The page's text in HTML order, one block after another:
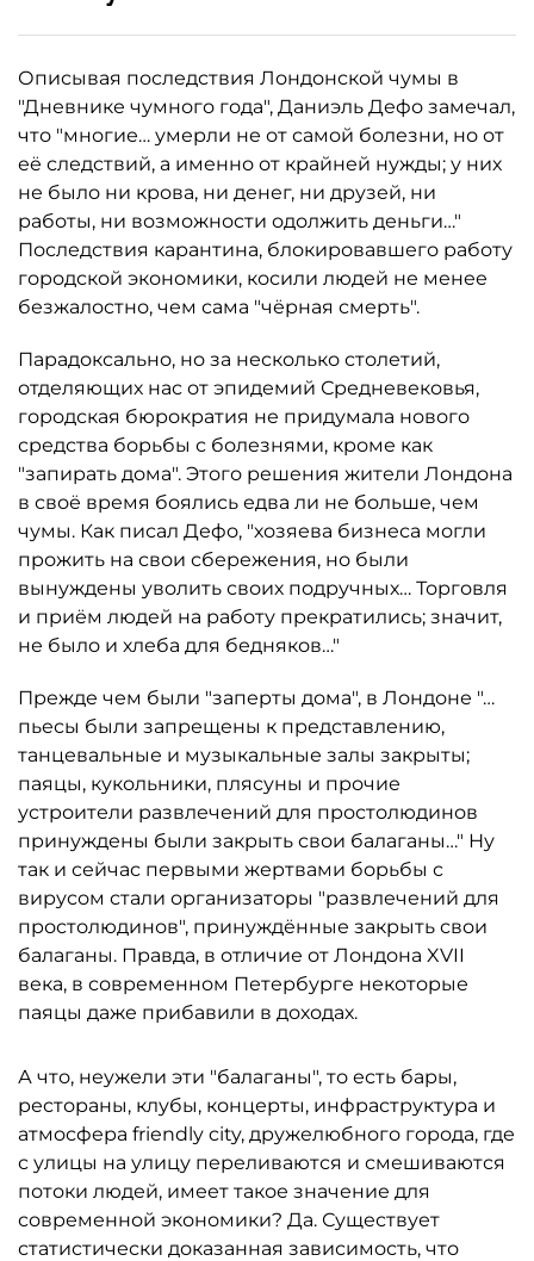
Описывая последствия Лондонской чумы в
"Дневнике чумного года", Даниэль Дефо замечал,
что "многие… умерли не от самой болезни, но от
её следствий, а именно от крайней нужды; у них
не было ни крова, ни денег, ни друзей, ни
работы, ни возможности одолжить деньги…"
Последствия карантина, блокировавшего работу
городской экономики, косили людей не менее
безжалостно, чем сама "чёрная смерть".
Парадоксально, но за несколько столетий,
отделяющих нас от эпидемий Средневековья,
городская бюрократия не придумала нового
средства борьбы с болезнями, кроме как
"запирать дома". Этого решения жители Лондона
в своё время боялись едва ли не больше, чем
чумы. Как писал Дефо, "хозяева бизнеса могли
прожить на свои сбережения, но были
вынуждены уволить своих подручных… Торговля
и приём людей на работу прекратились; значит,
не было и хлеба для бедняков…"
Прежде чем были "заперты дома", в Лондоне "…
пьесы были запрещены к представлению,
танцевальные и музыкальные залы закрыты;
паяцы, кукольники, плясуны и прочие
устроители развлечений для простолюдинов
принуждены были закрыть свои балаганы…" Ну
так и сейчас первыми жертвами борьбы с
вирусом стали организаторы "развлечений для
простолюдинов", принуждённые закрыть свои
балаганы. Правда, в отличие от Лондона XVII
века, в современном Петербурге некоторые
паяцы даже прибавили в доходах.
А что, неужели эти "балаганы", то есть бары,
рестораны, клубы, концерты, инфраструктура и
атмосфера friendly city, дружелюбного города, где
с улицы на улицу переливаются и смешиваются
потоки людей, имеет такое значение для
современной экономики? Да. Существует
статистически доказанная зависимость, что